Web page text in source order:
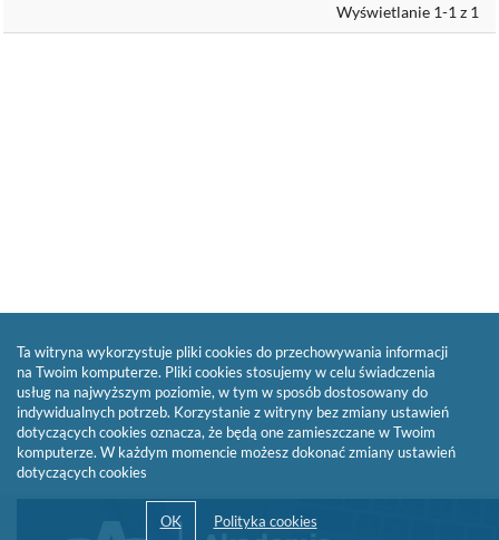
Wyświetlanie 1-1 z 1
Ta witryna wykorzystuje pliki cookies do przechowywania informacji
na Twoim komputerze. Pliki cookies stosujemy w celu świadczenia
usług na najwyższym poziomie, w tym w sposób dostosowany do
indywidualnych potrzeb. Korzystanie z witryny bez zmiany ustawień
dotyczących cookies oznacza, że będą one zamieszczane w Twoim
komputerze. W każdym momencie możesz dokonać zmiany ustawień
dotyczących cookies